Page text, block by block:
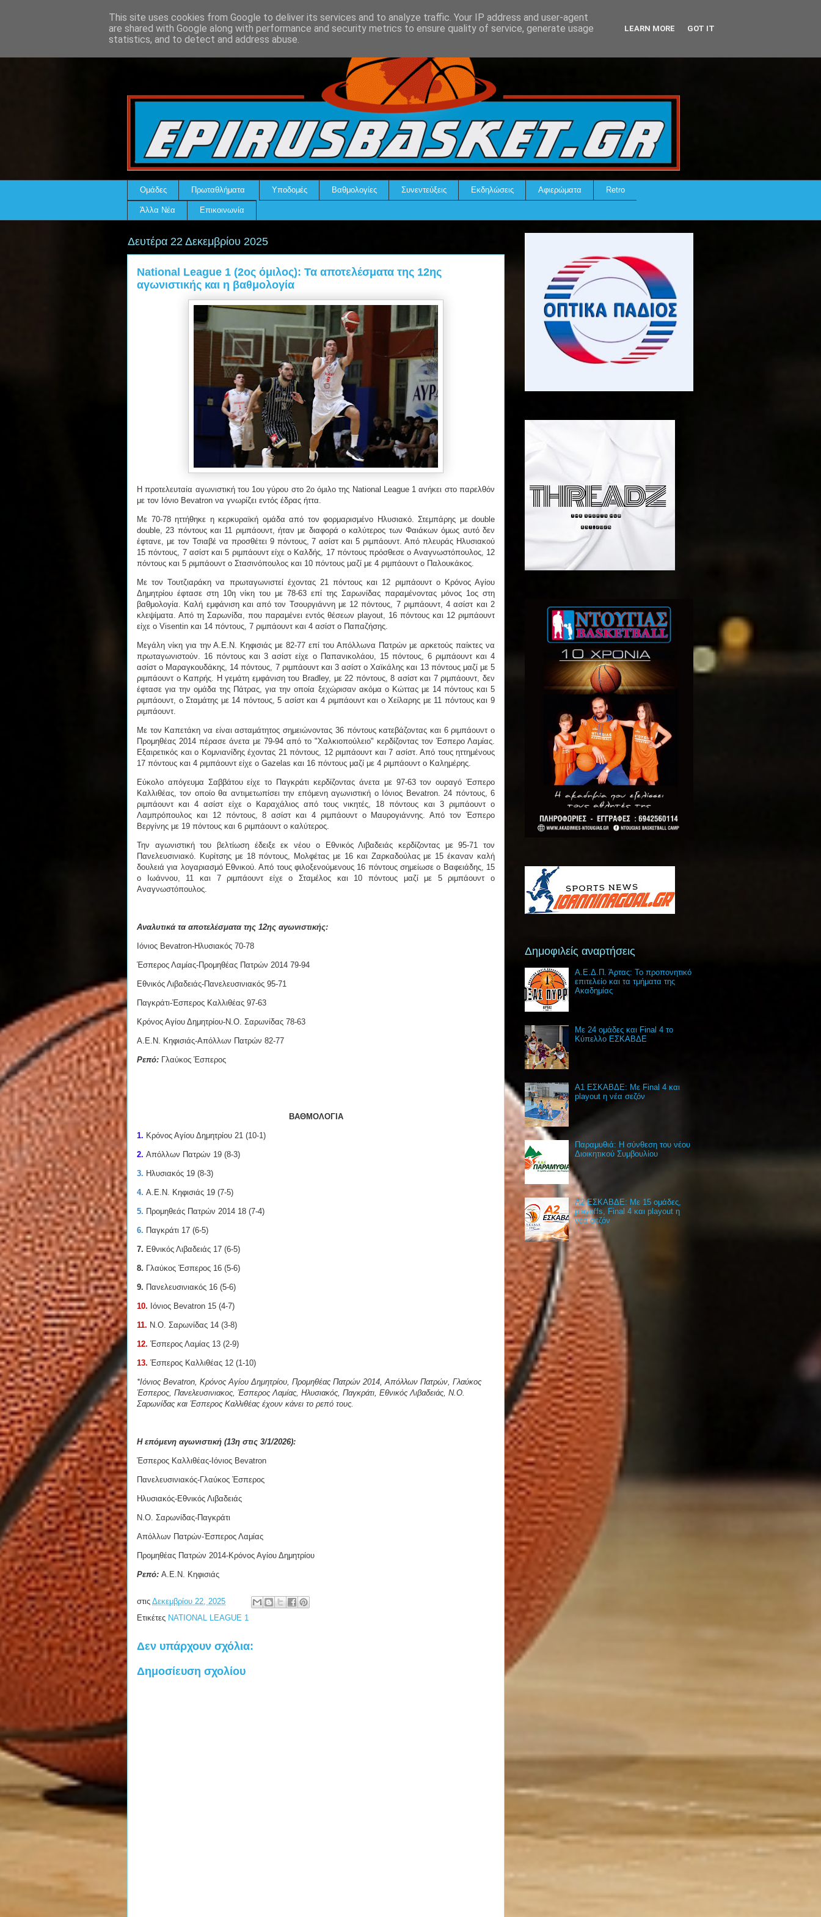
Ομάδες Πρωταθλήματα Υποδομές Βαθμολογίες Συνεντεύξεις Εκδηλώσεις Αφιερώματα Retro
Άλλα Νέα Επικοινωνία
Δευτέρα 22 Δεκεμβρίου 2025
National League 1 (2ος όμιλος): Τα αποτελέσματα της 12ης
αγωνιστικής και η βαθμολογία
Η προτελευταία αγωνιστική του 1ου γύρου στο 2ο όμιλο της National League 1 ανήκει στο παρελθόν
με τον Ιόνιο Bevatron να γνωρίζει εντός έδρας ήττα.
Με 70-78 ηττήθηκε η κερκυραϊκή ομάδα από τον φορμαρισμένο Ηλυσιακό. Στεμπάρης με double
double, 23 πόντους και 11 ριμπάουντ, ήταν με διαφορά ο καλύτερος των Φαιάκων όμως αυτό δεν
έφτανε, με τον Τσιαβέ να προσθέτει 9 πόντους, 7 ασίστ και 5 ριμπάουντ. Από πλευράς Ηλυσιακού
15 πόντους, 7 ασίστ και 5 ριμπάουντ είχε ο Καλδής, 17 πόντους πρόσθεσε ο Αναγνωστόπουλος, 12
πόντους και 5 ριμπάουντ ο Στασινόπουλος και 10 πόντους μαζί με 4 ριμπάουντ ο Παλουκάκος.
Με τον Τουτζιαράκη να πρωταγωνιστεί έχοντας 21 πόντους και 12 ριμπάουντ ο Κρόνος Αγίου
Δημητρίου έφτασε στη 10η νίκη του με 78-63 επί της Σαρωνίδας παραμένοντας μόνος 1ος στη
βαθμολογία. Καλή εμφάνιση και από τον Τσουργιάννη με 12 πόντους, 7 ριμπάουντ, 4 ασίστ και 2
κλεψίματα. Από τη Σαρωνίδα, που παραμένει εντός θέσεων playout, 16 πόντους και 12 ριμπάουντ
είχε ο Visentin και 14 πόντους, 7 ριμπάουντ και 4 ασίστ ο Παπαζήσης.
Μεγάλη νίκη για την Α.Ε.Ν. Κηφισιάς με 82-77 επί του Απόλλωνα Πατρών με αρκετούς παίκτες να
πρωταγωνιστούν. 16 πόντους και 3 ασίστ είχε ο Παπανικολάου, 15 πόντους, 6 ριμπάουντ και 4
ασίστ ο Μαραγκουδάκης, 14 πόντους, 7 ριμπάουντ και 3 ασίστ ο Χαϊκάλης και 13 πόντους μαζί με 5
ριμπάουντ ο Καπρής. Η γεμάτη εμφάνιση του Bradley, με 22 πόντους, 8 ασίστ και 7 ριμπάουντ, δεν
έφτασε για την ομάδα της Πάτρας, για την οποία ξεχώρισαν ακόμα ο Κώττας με 14 πόντους και 5
ριμπάουντ, ο Σταμάτης με 14 πόντους, 5 ασίστ και 4 ριμπάουντ και ο Χείλαρης με 11 πόντους και 9
ριμπάουντ.
Με τον Καπετάκη να είναι ασταμάτητος σημειώνοντας 36 πόντους κατεβάζοντας και 6 ριμπάουντ ο
Προμηθέας 2014 πέρασε άνετα με 79-94 από το "Χαλκιοπούλειο" κερδίζοντας τον Έσπερο Λαμίας.
Εξαιρετικός και ο Κομνιανίδης έχοντας 21 πόντους, 12 ριμπάουντ και 7 ασίστ. Από τους ηττημένους
17 πόντους και 4 ριμπάουντ είχε ο Gazelas και 16 πόντους μαζί με 4 ριμπάουντ ο Καλημέρης.
Εύκολο απόγευμα Σαββάτου είχε το Παγκράτι κερδίζοντας άνετα με 97-63 τον ουραγό Έσπερο
Καλλιθέας, τον οποίο θα αντιμετωπίσει την επόμενη αγωνιστική ο Ιόνιος Bevatron. 24 πόντους, 6
ριμπάουντ και 4 ασίστ είχε ο Καραχάλιος από τους νικητές, 18 πόντους και 3 ριμπάουντ ο
Λαμπρόπουλος και 12 πόντους, 8 ασίστ και 4 ριμπάουντ ο Μαυρογιάννης. Από τον Έσπερο
Βεργίνης με 19 πόντους και 6 ριμπάουντ ο καλύτερος.
Την αγωνιστική του βελτίωση έδειξε εκ νέου ο Εθνικός Λιβαδειάς κερδίζοντας με 95-71 τον
Πανελευσινιακό. Κυρίτσης με 18 πόντους, Μολφέτας με 16 και Ζαρκαδούλας με 15 έκαναν καλή
δουλειά για λογαριασμό Εθνικού. Από τους φιλοξενούμενους 16 πόντους σημείωσε ο Βαφειάδης, 15
ο Ιωάννου, 11 και 7 ριμπάουντ είχε ο Σταμέλος και 10 πόντους μαζί με 5 ριμπάουντ ο
Αναγνωστόπουλος.
Αναλυτικά τα αποτελέσματα της 12ης αγωνιστικής:
Ιόνιος Bevatron-Ηλυσιακός 70-78
Έσπερος Λαμίας-Προμηθέας Πατρών 2014 79-94
Εθνικός Λιβαδειάς-Πανελευσινιακός 95-71
Παγκράτι-Έσπερος Καλλιθέας 97-63
Κρόνος Αγίου Δημητρίου-Ν.Ο. Σαρωνίδας 78-63
Α.Ε.Ν. Κηφισιάς-Απόλλων Πατρών 82-77
Ρεπό: Γλαύκος Έσπερος
ΒΑΘΜΟΛΟΓΙΑ
1. Κρόνος Αγίου Δημητρίου 21 (10-1)
2. Απόλλων Πατρών 19 (8-3)
3. Ηλυσιακός 19 (8-3)
4. Α.Ε.Ν. Κηφισιάς 19 (7-5)
5. Προμηθεάς Πατρών 2014 18 (7-4)
6. Παγκράτι 17 (6-5)
7. Εθνικός Λιβαδειάς 17 (6-5)
8. Γλαύκος Έσπερος 16 (5-6)
9. Πανελευσινιακός 16 (5-6)
10. Ιόνιος Bevatron 15 (4-7)
11. Ν.Ο. Σαρωνίδας 14 (3-8)
12. Έσπερος Λαμίας 13 (2-9)
13. Έσπερος Καλλιθέας 12 (1-10)
*Ιόνιος Bevatron, Κρόνος Αγίου Δημητρίου, Προμηθέας Πατρών 2014, Απόλλων Πατρών, Γλαύκος
Έσπερος, Πανελευσινιακος, Έσπερος Λαμίας, Ηλυσιακός, Παγκράτι, Εθνικός Λιβαδειάς, Ν.Ο.
Σαρωνίδας και Έσπερος Καλλιθέας έχουν κάνει το ρεπό τους.
Η επόμενη αγωνιστική (13η στις 3/1/2026):
Έσπερος Καλλιθέας-Ιόνιος Bevatron
Πανελευσινιακός-Γλαύκος Έσπερος
Ηλυσιακός-Εθνικός Λιβαδειάς
Ν.Ο. Σαρωνίδας-Παγκράτι
Απόλλων Πατρών-Έσπερος Λαμίας
Προμηθέας Πατρών 2014-Κρόνος Αγίου Δημητρίου
Ρεπό: Α.Ε.Ν. Κηφισιάς
στις Δεκεμβρίου 22, 2025
Ετικέτες NATIONAL LEAGUE 1
Δεν υπάρχουν σχόλια:
Δημοσίευση σχολίου
Δημοφιλείς αναρτήσεις
Α.Ε.Δ.Π. Άρτας: Το προπονητικό
επιτελείο και τα τμήματα της
Ακαδημίας
Με 24 ομάδες και Final 4 το
Κύπελλο ΕΣΚΑΒΔΕ
Α1 ΕΣΚΑΒΔΕ: Με Final 4 και
playout η νέα σεζόν
Παραμυθιά: Η σύνθεση του νέου
Διοικητικού Συμβουλίου
Α2 ΕΣΚΑΒΔΕ: Με 15 ομάδες,
playoffs, Final 4 και playout η
νέα σεζόν
This site uses cookies from Google to deliver its services and to analyze traffic. Your IP address and user-agent
are shared with Google along with performance and security metrics to ensure quality of service, generate usage
statistics, and to detect and address abuse.
LEARN MORE GOT IT